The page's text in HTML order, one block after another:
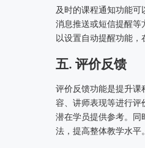
及时的课程通知功能
消息推送或短信提醒等
以设置自动提醒功能，
五. 评价反馈
评价反馈功能是提升课
容、讲师表现等进行评
潜在学员提供参考。同
法，提高整体教学水平。